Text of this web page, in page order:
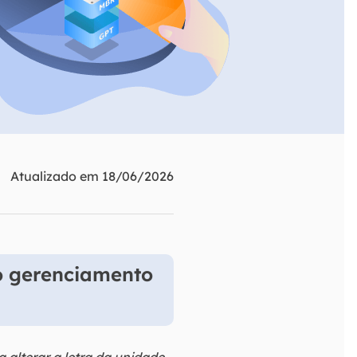
de Cartão SD
de Pen Drive
HD
HD Externo
Como clonar disco grátis
do Windows
de áudio
VoiceWave
Alterar voz em tempo real
Remover (Online)
Remover vocais online grátis
Atualizado em 18/06/2026
gerenciamento